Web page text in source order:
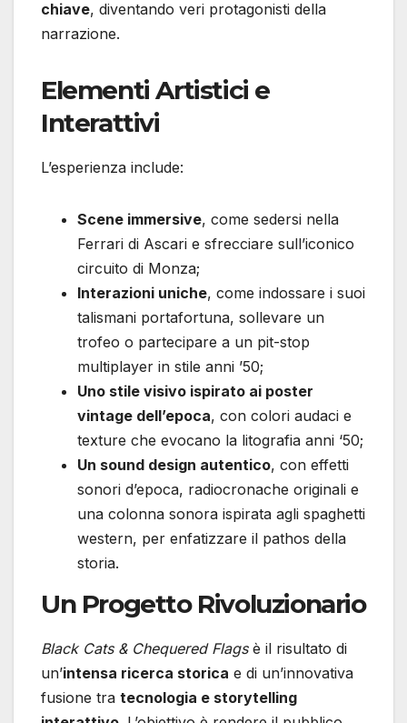
chiave, diventando veri protagonisti della
narrazione.
Elementi Artistici e
Interattivi
L’esperienza include:
Scene immersive, come sedersi nella
Ferrari di Ascari e sfrecciare sull’iconico
circuito di Monza;
Interazioni uniche, come indossare i suoi
talismani portafortuna, sollevare un
trofeo o partecipare a un pit-stop
multiplayer in stile anni ’50;
Uno stile visivo ispirato ai poster
vintage dell’epoca, con colori audaci e
texture che evocano la litografia anni ‘50;
Un sound design autentico, con effetti
sonori d’epoca, radiocronache originali e
una colonna sonora ispirata agli spaghetti
western, per enfatizzare il pathos della
storia.
Un Progetto Rivoluzionario
Black Cats & Chequered Flagsè il risultato di
un’intensa ricerca storica e di un’innovativa
fusione tra tecnologia e storytelling